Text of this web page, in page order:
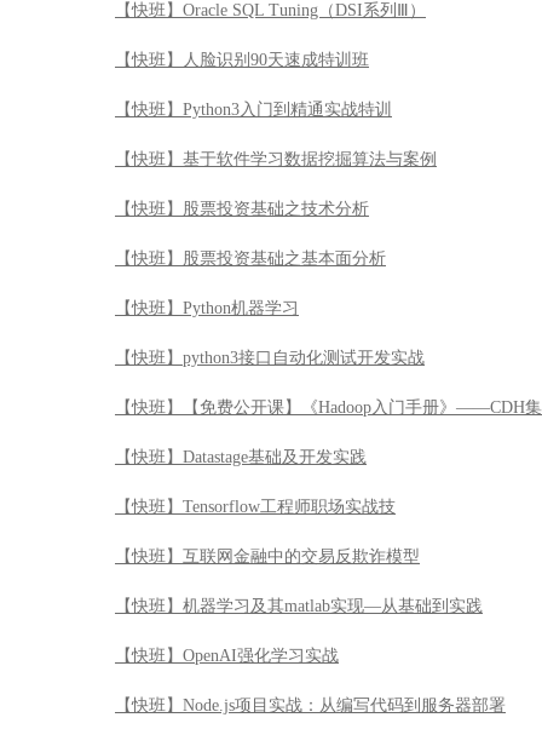
【快班】Oracle SQL Tuning（DSI系列Ⅲ）
【快班】人脸识别90天速成特训班
【快班】Python3入门到精通实战特训
【快班】基于软件学习数据挖掘算法与案例
【快班】股票投资基础之技术分析
【快班】股票投资基础之基本面分析
【快班】Python机器学习
【快班】python3接口自动化测试开发实战
【快班】【免费公开课】《Hadoop入门手册》——CDH
【快班】Datastage基础及开发实践
【快班】Tensorflow工程师职场实战技
【快班】互联网金融中的交易反欺诈模型
【快班】机器学习及其matlab实现—从基础到实践
【快班】OpenAI强化学习实战
【快班】Node.js项目实战：从编写代码到服务器部署